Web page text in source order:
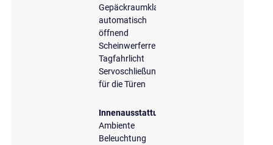
Gepäckraumklappe
automatisch
öffnend
Scheinwerferreinigungsanlage
Tagfahrlicht
Servoschließung
für die Türen
Innenausstattung
Ambiente
Beleuchtung